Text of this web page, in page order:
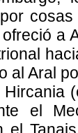
a
al Aral
Hircania
el